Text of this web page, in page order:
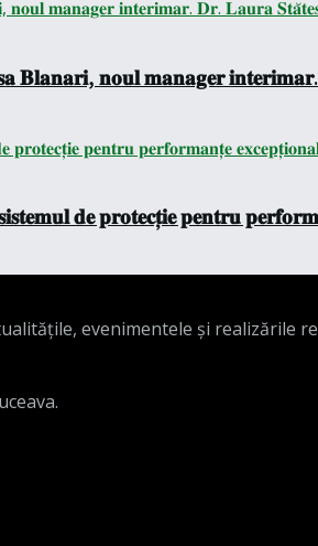
𝐧𝐨𝐮𝐥 𝐦𝐚𝐧𝐚𝐠𝐞𝐫
𝐝𝐞 𝐩𝐫𝐨𝐭𝐞𝐜𝐭̦𝐢𝐞 𝐩𝐞𝐧𝐭𝐫𝐮
evenimentele și realizările